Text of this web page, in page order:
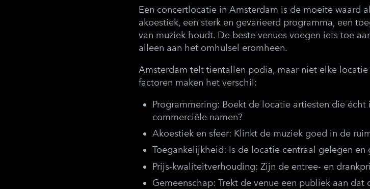
Een concertlocatie in Amsterdam is de moeite waard
akoestiek, een sterk en gevarieerd programma, een
van muziek houdt. De beste venues voegen iets toe
alleen aan het omhulsel eromheen.
Amsterdam telt tientallen podia, maar niet elke
factoren maken het verschil:
Programmering: Boekt de locatie artiesten die
commerciële namen?
Akoestiek en sfeer: Klinkt de muziek goed in de
Toegankelijkheid: Is de locatie centraal gelegen en
Prijs-kwaliteitverhouding: Zijn de entree- en
Gemeenschap: Trekt de venue een publiek aan dat